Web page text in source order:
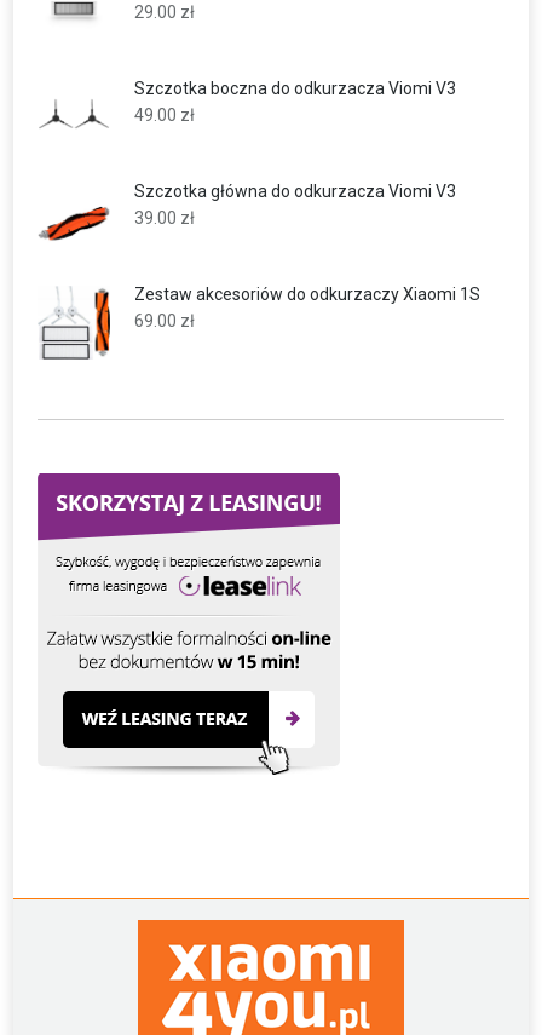
29.00 zł
Szczotka boczna do odkurzacza Viomi V3
49.00 zł
Szczotka główna do odkurzacza Viomi V3
39.00 zł
Zestaw akcesoriów do odkurzaczy Xiaomi 1S
69.00 zł